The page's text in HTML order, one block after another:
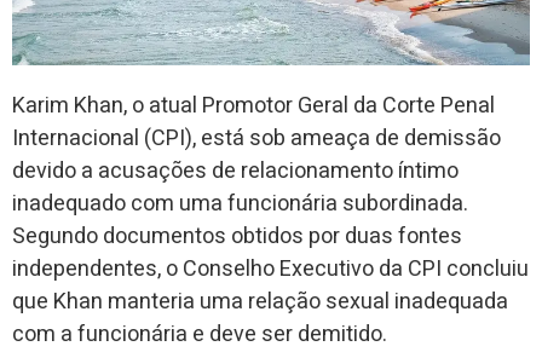
Karim Khan, o atual Promotor Geral da Corte Penal
Internacional (CPI), está sob ameaça de demissão
devido a acusações de relacionamento íntimo
inadequado com uma funcionária subordinada.
Segundo documentos obtidos por duas fontes
independentes, o Conselho Executivo da CPI concluiu
que Khan manteria uma relação sexual inadequada
com a funcionária e deve ser demitido.